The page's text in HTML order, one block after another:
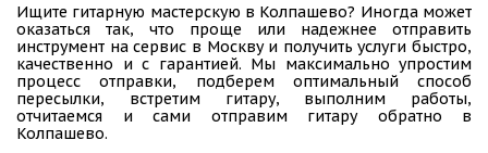
Ищите гитарную мастерскую в Колпашево? Иногда может
оказаться так, что проще или надежнее отправить
инструмент на сервис в Москву и получить услуги быстро,
качественно и с гарантией. Мы максимально упростим
процесс отправки, подберем оптимальный способ
пересылки, встретим гитару, выполним работы,
отчитаемся и сами отправим гитару обратно в
Колпашево.